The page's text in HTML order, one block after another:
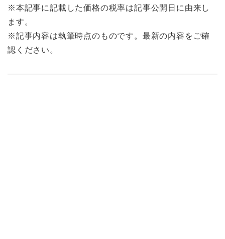
※本記事に記載した価格の税率は記事公開日に由来し
ます。
※記事内容は執筆時点のものです。最新の内容をご確
認ください。